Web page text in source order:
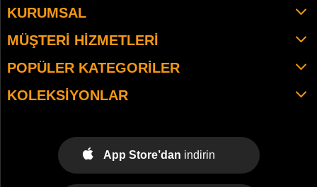
KURUMSAL
MÜŞTERI HIZMETLERI
POPÜLER KATEGORILER
KOLEKSIYONLAR
App Store’dan indirin